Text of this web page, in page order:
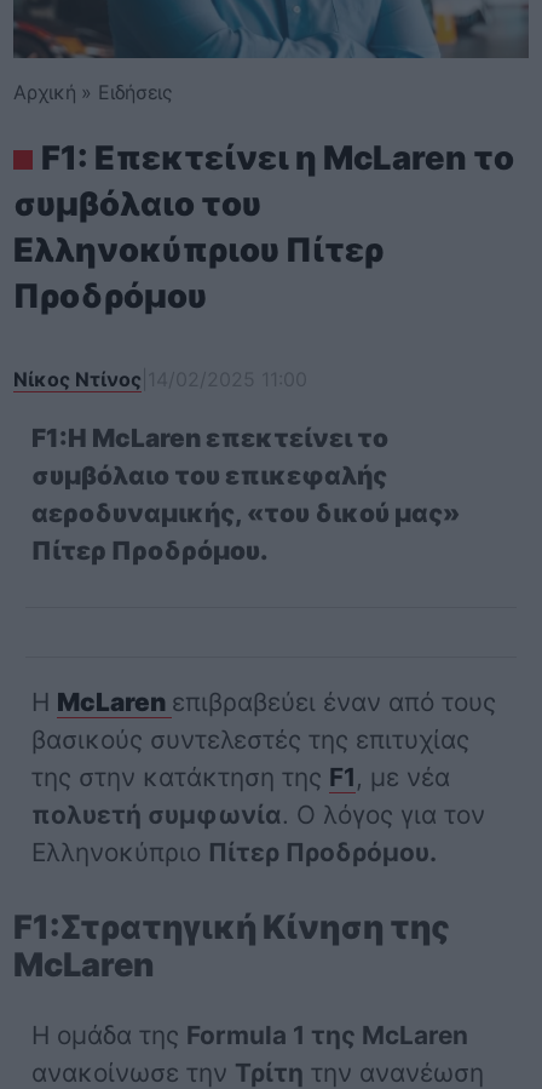
Αρχική » Ειδήσεις
F1: Επεκτείνει η McLaren το
συμβόλαιο του
Ελληνοκύπριου Πίτερ
Πρoδρόμου
Νίκος Ντίνος
F1:Η McLaren επεκτείνει το
συμβόλαιο του επικεφαλής
αεροδυναμικής, «του δικού μας»
Πίτερ Πρoδρόμου.
Η McLaren επιβραβεύει έναν από τους
βασικούς συντελεστές της επιτυχίας
της στην κατάκτηση της F1, με νέα
πολυετή συμφωνία. Ο λόγος για τον
Ελληνοκύπριο Πίτερ Προδρόμου.
F1:Στρατηγική Κίνηση της
McLaren
Η ομάδα της Formula 1 της McLaren
ανακοίνωσε την Τρίτη την ανανέωση